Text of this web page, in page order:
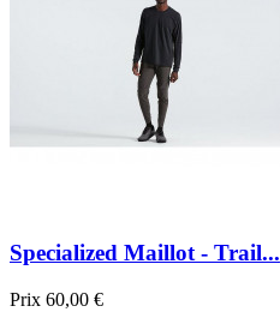
Specialized Maillot - Trail...
Prix 60,00 €